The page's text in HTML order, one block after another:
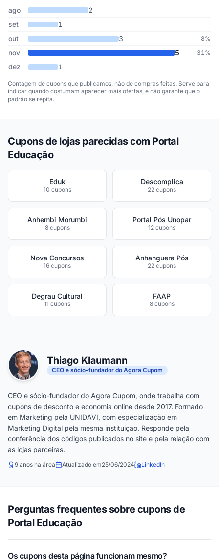
ago
2
set
1
out
3 8%
nov 5 31%
dez 1
Contagem de cupons que publicamos, não de compras feitas. Serve para
indicar quando costumam aparecer mais ofertas, e não garante que o
padrão se repita.
Cupons de lojas parecidas com Portal
Educação
Eduk
10 cupons
Descomplica
22 cupons
Anhembi Morumbi
8 cupons
Portal Pós Unopar
12 cupons
Nova Concursos
16 cupons
Anhanguera Pós
22 cupons
Degrau Cultural
11 cupons
FAAP
8 cupons
Thiago Klaumann
CEO e sócio-fundador do Agora Cupom
CEO e sócio-fundador do Agora Cupom, onde trabalha com
cupons de desconto e economia online desde 2017. Formado
em Marketing pela UNIDAVI, com especialização em
Marketing Digital pela mesma instituição. Responde pela
conferência dos códigos publicados no site e pela relação com
as lojas parceiras.
9 anos na área Atualizado em25/06/2024 LinkedIn
Perguntas frequentes sobre cupons de
Portal Educação
Os cupons desta página funcionam mesmo?